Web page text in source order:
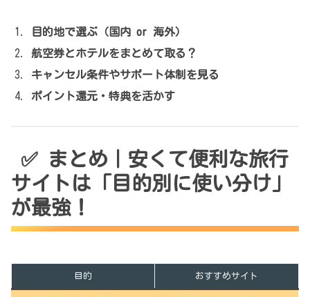
目的地で選ぶ（国内 or 海外）
航空券とホテルをまとめて取る？
キャンセル条件やサポート体制を見る
ポイント還元・特典を活かす
✅ まとめ｜安くて便利な旅行
サイトは「目的別に使い分け」
が最強！
目的 おすすめサイト